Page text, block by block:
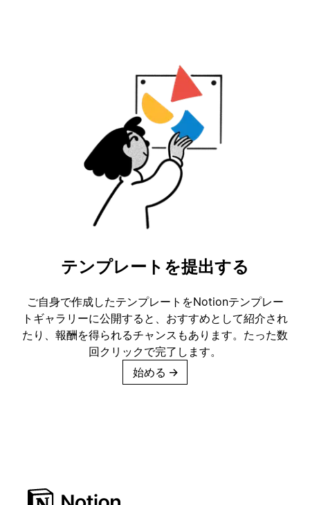
テンプレートを提出する
ご自身で作成したテンプレートをNotionテンプレー
トギャラリーに公開すると、おすすめとして紹介され
たり、報酬を得られるチャンスもあります。たった数
回クリックで完了します。
始める →